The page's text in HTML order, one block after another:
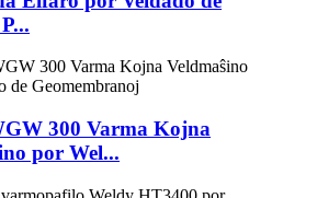
300 Varma Kojna
por Wel...